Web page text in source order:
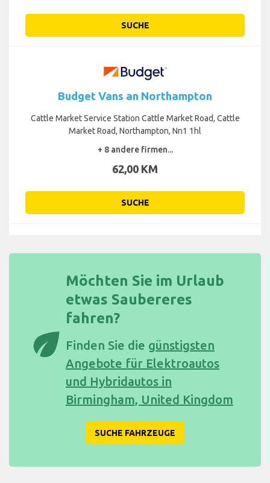
SUCHE
Budget Vans an Northampton
Cattle Market Service Station Cattle Market Road, Cattle
Market Road, Northampton, Nn1 1hl
+ 8 andere firmen...
62,00 KM
SUCHE
eco
Möchten Sie im Urlaub
etwas Saubereres
fahren?
Finden Sie die günstigsten
Angebote für Elektroautos
und Hybridautos in
Birmingham, United Kingdom
SUCHE FAHRZEUGE